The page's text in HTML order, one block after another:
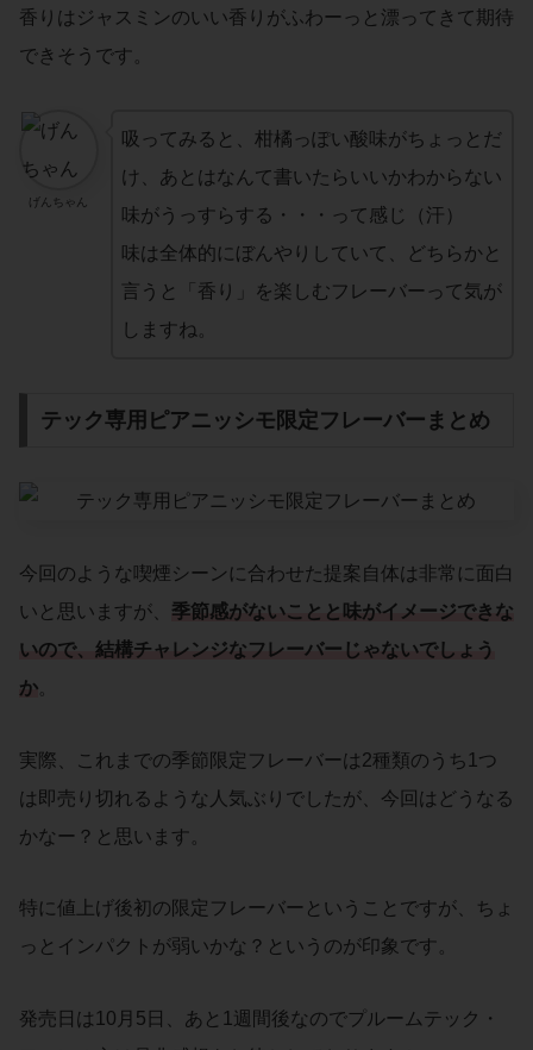
香りはジャスミンのいい香りがふわーっと漂ってきて期待
できそうです。
げんちゃん
吸ってみると、柑橘っぽい酸味がちょっとだ
け、あとはなんて書いたらいいかわからない
味がうっすらする・・・って感じ（汗）
味は全体的にぼんやりしていて、どちらかと
言うと「香り」を楽しむフレーバーって気が
しますね。
テック専用ピアニッシモ限定フレーバーまとめ
今回のような喫煙シーンに合わせた提案自体は非常に面白
いと思いますが、 季節感がないことと味がイメージできな
いので、結構チャレンジなフレーバーじゃないでしょう
か
実際、これまでの季節限定フレーバーは2種類のうち1つ
は即売り切れるような人気ぶりでしたが、今回はどうなる
かなー？と思います。
特に値上げ後初の限定フレーバーということですが、ちょ
っとインパクトが弱いかな？というのが印象です。
発売日は10月5日、あと1週間後なのでプルームテック・